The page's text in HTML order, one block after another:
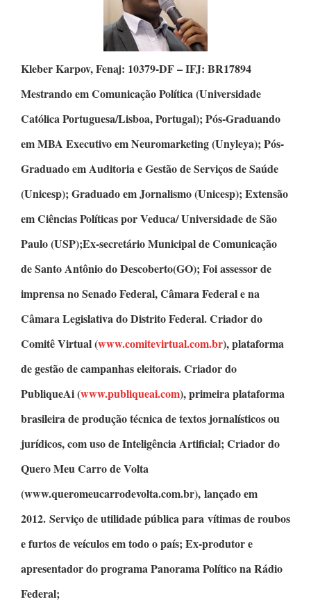
Kleber Karpov,Fenaj: 10379-DF – IFJ: BR17894
Mestrando em Comunicação Política(Universidade
Católica Portuguesa/Lisboa, Portugal);Pós-Graduando
em MBA Executivo em Neuromarketing(Unyleya);Pós-
Graduado em Auditoria e Gestão de Serviços de Saúde
(Unicesp);Graduado em Jornalismo(Unicesp);Extensão
em Ciências Políticaspor Veduca/ Universidade de São
Paulo (USP);Ex-secretário Municipal de Comunicação
de Santo Antônio do Descoberto(GO); Foi assessor de
imprensa no Senado Federal, Câmara Federal e na
Câmara Legislativa do Distrito Federal.Criador do
Comitê Virtual(www.comitevirtual.com.br), plataforma
de gestão de campanhas eleitorais.Criador do
PubliqueAi(www.publiqueai.com), primeira plataforma
brasileira de produção técnica de textos jornalísticos ou
jurídicos, com uso de Inteligência Artificial;Criador do
Quero Meu Carro de Volta
(www.queromeucarrodevolta.com.br), lançado em
2012. Serviço de utilidade pública para vítimas de roubos
e furtos de veículos em todo o país; Ex-produtor e
apresentador do programaPanorama Políticona Rádio
Federal;